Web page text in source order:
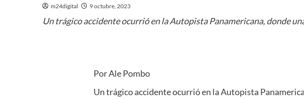
m24digital 9 octubre, 2023
Un trágico accidente ocurrió en la Autopista Panamericana, donde
Por Ale Pombo
Un trágico accidente ocurrió en la Autopista